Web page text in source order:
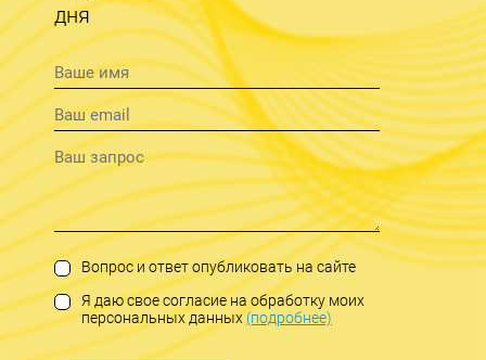
дня
Вопрос и ответ опубликовать на сайте
Я даю свое согласие на обработку моих
персональных данных(подробнее)